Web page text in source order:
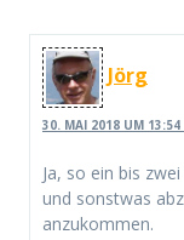
Jörg
30. MAI 2018 UM 13:54
Ja, so ein bis
und sonstwas
anzukommen.